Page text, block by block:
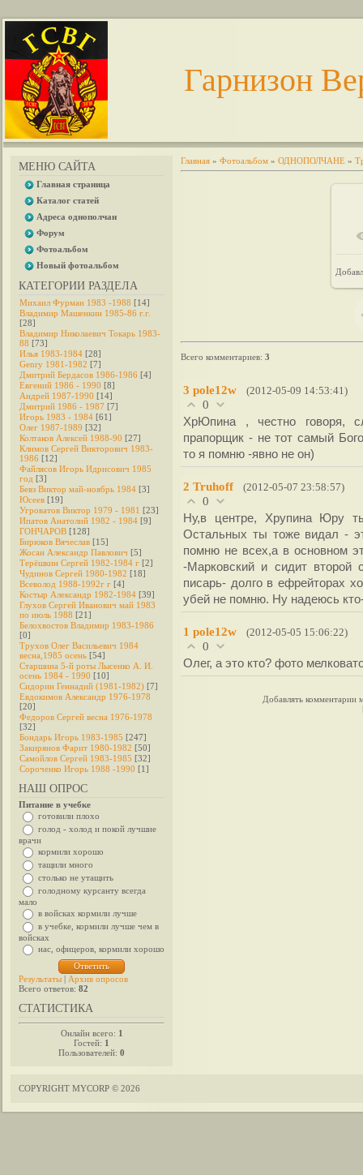
Гарнизон
МЕНЮ САЙТА
Главная страница
Каталог статей
Адреса однополчан
Форум
Фотоальбом
Новый фотоальбом
КАТЕГОРИИ РАЗДЕЛА
Михаил Фурман 1983 -1988 [14]
Владимир Машенкин 1985-86 г.г.
[28]
Владимир Николаевич Токарь 1983-
88 [73]
Илья 1983-1984 [28]
Genry 1981-1982 [7]
Дмитрий Бердасов 1986-1986 [4]
Евгений 1986 - 1990 [8]
Андрей 1987-1990 [14]
Дмитрий 1986 - 1987 [7]
Игорь 1983 - 1984 [61]
Олег 1987-1989 [32]
Колтаков Алексей 1988-90 [27]
Климов Сергей Викторович 1983-
1986 [12]
Файлясов Игорь Идрисович 1985
год [3]
Бевз Виктор май-ноябрь 1984 [3]
Юсеев [19]
Угроватов Виктор 1979 - 1981 [23]
Ипатов Анатолий 1982 - 1984 [9]
ГОНЧАРОВ [128]
Бирюков Вячеслав [15]
Жосан Александр Павлович [5]
Терёшкин Сергей 1982-1984 г [2]
Чудинов Сергей 1980-1982 [18]
Всеволод 1988-1992г г [4]
Костыр Александр 1982-1984 [39]
Глухов Сергей Иванович май 1983
по июль 1988 [21]
Белохвостов Владимир 1983-1986
[0]
Трухов Олег Васильевич 1984
весна,1985 осень [54]
Старшина 5-й роты Лысенко А. И.
осень 1984 - 1990 [10]
Сидорин Геннадий (1981-1982) [7]
Евдокимов Александр 1976-1978
[20]
Федоров Cергей весна 1976-1978
[32]
Бондарь Игорь 1983-1985 [247]
Закирянов Фарит 1980-1982 [50]
Самойлов Сергей 1983-1985 [32]
Сороченко Игорь 1988 -1990 [1]
НАШ ОПРОС
Питание в учебке
готовили плохо
голод - холод и покой лучшие
врачи
кормили хорошо
тащили много
столько не утащить
голодному курсанту всегда
мало
в войсках кормили лучше
в учебке, кормили лучше чем в
войсках
нас, офицеров, кормили хорошо
Результаты | Архив опросов
Всего ответов: 82
СТАТИСТИКА
Онлайн всего: 1
Гостей: 1
Пользователей: 0
Главная » Фотоальбом » ОДНОПОЛЧАНЕ »
Всего комментариев: 3
3 pole12w (2012-05-09 14:53:41)
0
ХрЮпина , честно говоря,
прапорщик - не тот самый
то я помню -явно не он)
2 Truhoff (2012-05-07 23:58:57)
0
Ну,в центре, Хрупина Юру
Остальных ты тоже видал -
помню не всех,а в основном
-Марковский и сидит
писарь- долго в ефрейторах
убей не помню. Ну надеюсь
1 pole12w (2012-05-05 15:06:22)
0
Олег, а это кто? фото
Добавлять комментарии
COPYRIGHT MYCORP © 2026